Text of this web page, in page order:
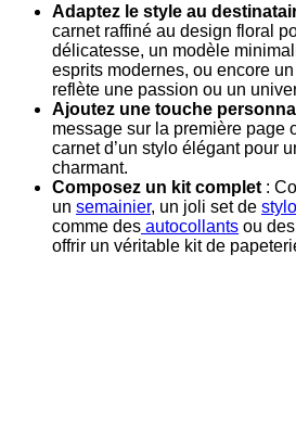
Adaptez le style au
carnet raffiné au design floral
délicatesse, un modèle
esprits modernes, ou encore
reflète une passion ou un
Ajoutez une touche
message sur la première page
carnet d’un stylo élégant pour
charmant.
Composez un kit complet :
un semainier, un joli set de
comme des autocollants ou
offrir un véritable kit de